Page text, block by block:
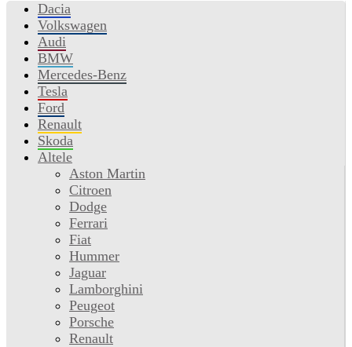
Dacia
Volkswagen
Audi
BMW
Mercedes-Benz
Tesla
Ford
Renault
Skoda
Altele
Aston Martin
Citroen
Dodge
Ferrari
Fiat
Hummer
Jaguar
Lamborghini
Peugeot
Porsche
Renault